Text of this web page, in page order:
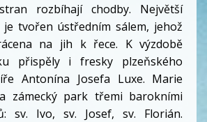
rozbíhají chodby. Největší
tvořen ústředním sálem, jehož
na jih k řece. K výzdobě
přispěly i fresky plzeňského
Antonína Josefa Luxe. Marie
zámecký park třemi barokními
sv. Ivo, sv. Josef, sv. Florián.